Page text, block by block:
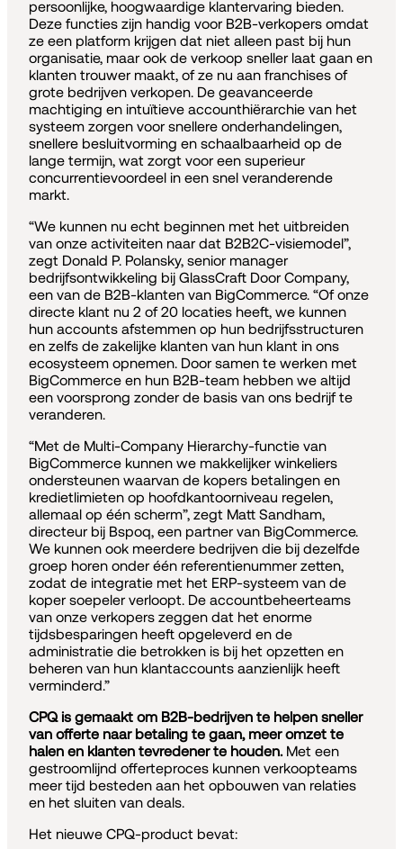
persoonlijke, hoogwaardige klantervaring bieden.
Deze functies zijn handig voor B2B-verkopers omdat
ze een platform krijgen dat niet alleen past bij hun
organisatie, maar ook de verkoop sneller laat gaan en
klanten trouwer maakt, of ze nu aan franchises of
grote bedrijven verkopen. De geavanceerde
machtiging en intuïtieve accounthiërarchie van het
systeem zorgen voor snellere onderhandelingen,
snellere besluitvorming en schaalbaarheid op de
lange termijn, wat zorgt voor een superieur
concurrentievoordeel in een snel veranderende
markt.
“We kunnen nu echt beginnen met het uitbreiden
van onze activiteiten naar dat B2B2C-visiemodel”,
zegt Donald P. Polansky, senior manager
bedrijfsontwikkeling bij GlassCraft Door Company,
een van de B2B-klanten van BigCommerce. “Of onze
directe klant nu 2 of 20 locaties heeft, we kunnen
hun accounts afstemmen op hun bedrijfsstructuren
en zelfs de zakelijke klanten van hun klant in ons
ecosysteem opnemen. Door samen te werken met
BigCommerce en hun B2B-team hebben we altijd
een voorsprong zonder de basis van ons bedrijf te
veranderen.
“Met de Multi-Company Hierarchy-functie van
BigCommerce kunnen we makkelijker winkeliers
ondersteunen waarvan de kopers betalingen en
kredietlimieten op hoofdkantoorniveau regelen,
allemaal op één scherm”, zegt Matt Sandham,
directeur bij Bspoq, een partner van BigCommerce.
We kunnen ook meerdere bedrijven die bij dezelfde
groep horen onder één referentienummer zetten,
zodat de integratie met het ERP-systeem van de
koper soepeler verloopt. De accountbeheerteams
van onze verkopers zeggen dat het enorme
tijdsbesparingen heeft opgeleverd en de
administratie die betrokken is bij het opzetten en
beheren van hun klantaccounts aanzienlijk heeft
verminderd.”
CPQ is gemaakt om B2B-bedrijven te helpen sneller
van offerte naar betaling te gaan, meer omzet te
halen en klanten tevredener te houden.Met een
gestroomlijnd offerteproces kunnen verkoopteams
meer tijd besteden aan het opbouwen van relaties
en het sluiten van deals.
Het nieuwe CPQ-product bevat: